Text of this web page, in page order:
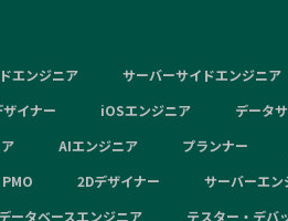
エンジニア サーバーサイドエンジニア
イナー iOSエンジニア
データ
AIエンジニア プランナー
PMO 2Dデザイナー
サーバーエン
データベースエンジニア テスター・デバ